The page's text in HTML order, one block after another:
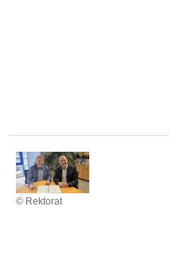
© Rektorat